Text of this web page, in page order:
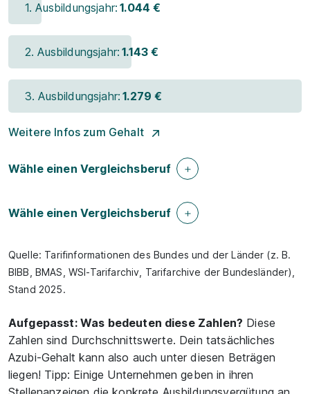
1. Ausbildungsjahr: 1.044 €
2. Ausbildungsjahr: 1.143 €
3. Ausbildungsjahr: 1.279 €
Weitere Infos zum Gehalt
Wähle einen Vergleichsberuf
Wähle einen Vergleichsberuf
Quelle: Tarifinformationen des Bundes und der Länder (z. B.
BIBB, BMAS, WSI-Tarifarchiv, Tarifarchive der Bundesländer),
Stand 2025.
Aufgepasst: Was bedeuten diese Zahlen? Diese
Zahlen sind Durchschnittswerte. Dein tatsächliches
Azubi-Gehalt kann also auch unter diesen Beträgen
liegen! Tipp: Einige Unternehmen geben in ihren